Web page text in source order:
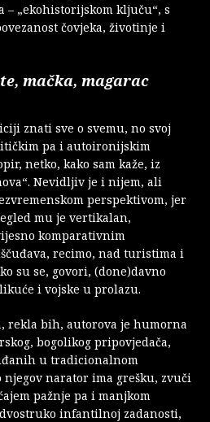
– „ekohistorijskom ključu“, s
čovjeka, životinje i
mačka, magarac
znati sve o svemu, no svoj
pa i autoironijskim
netko, kako sam kaže, iz
Nevidljiv je i nijem, ali
perspektivom, jer
mu je vertikalan,
komparativnim
recimo, nad turistima i
su se, govori, (done)davno
i vojske u prolazu.
rekla bih, autorova je humorna
bogolikog pripovjedača,
u tradicionalnom
narator ima grešku, zvuči
pažnje pa i manjkom
infantilnoj zadanosti,